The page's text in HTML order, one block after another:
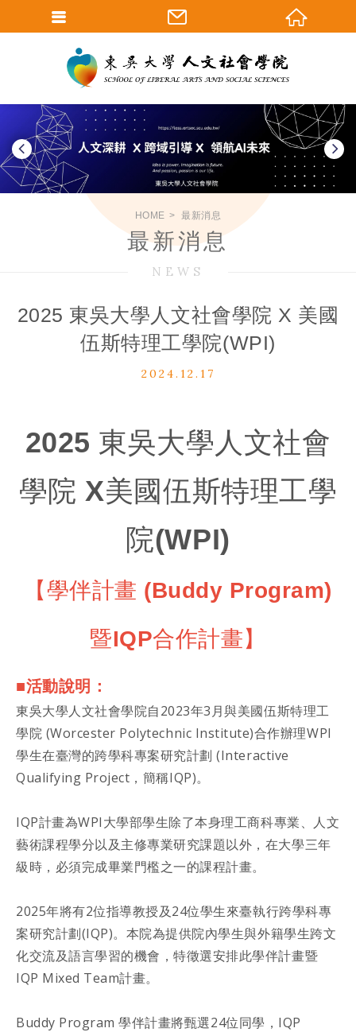
HOME 最新消息
最新消息
NEWS
2025 東吳大學人文社會學院 X 美國
伍斯特理工學院(WPI)
2024.12.17
2025 東吳大學人文社會
學院 X美國伍斯特理工學
院(WPI)
【學伴計畫 (Buddy Program)
暨IQP合作計畫】
■活動說明：
東吳大學人文社會學院自2023年3月與美國伍斯特理工
學院 (Worcester Polytechnic Institute)合作辦理WPI
學生在臺灣的跨學科專案研究計劃 (Interactive
Qualifying Project，簡稱IQP)。
IQP計畫為WPI大學部學生除了本身理工商科專業、人文
藝術課程學分以及主修專業研究課題以外，在大學三年
級時，必須完成畢業門檻之一的課程計畫。
2025年將有2位指導教授及24位學生來臺執行跨學科專
案研究計劃(IQP)。本院為提供院內學生與外籍學生跨文
化交流及語言學習的機會，特徵選安排此學伴計畫暨
IQP Mixed Team計畫。
Buddy Program 學伴計畫將甄選24位同學，IQP